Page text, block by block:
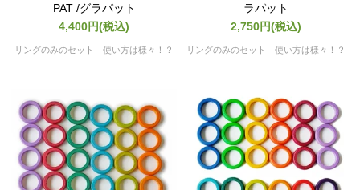
PAT /グラパット
4,400円(税込)
リングのみのセット 使い方は様々！？
ラパット
2,750円(税込)
リングのみのセット 使い方は様々！？